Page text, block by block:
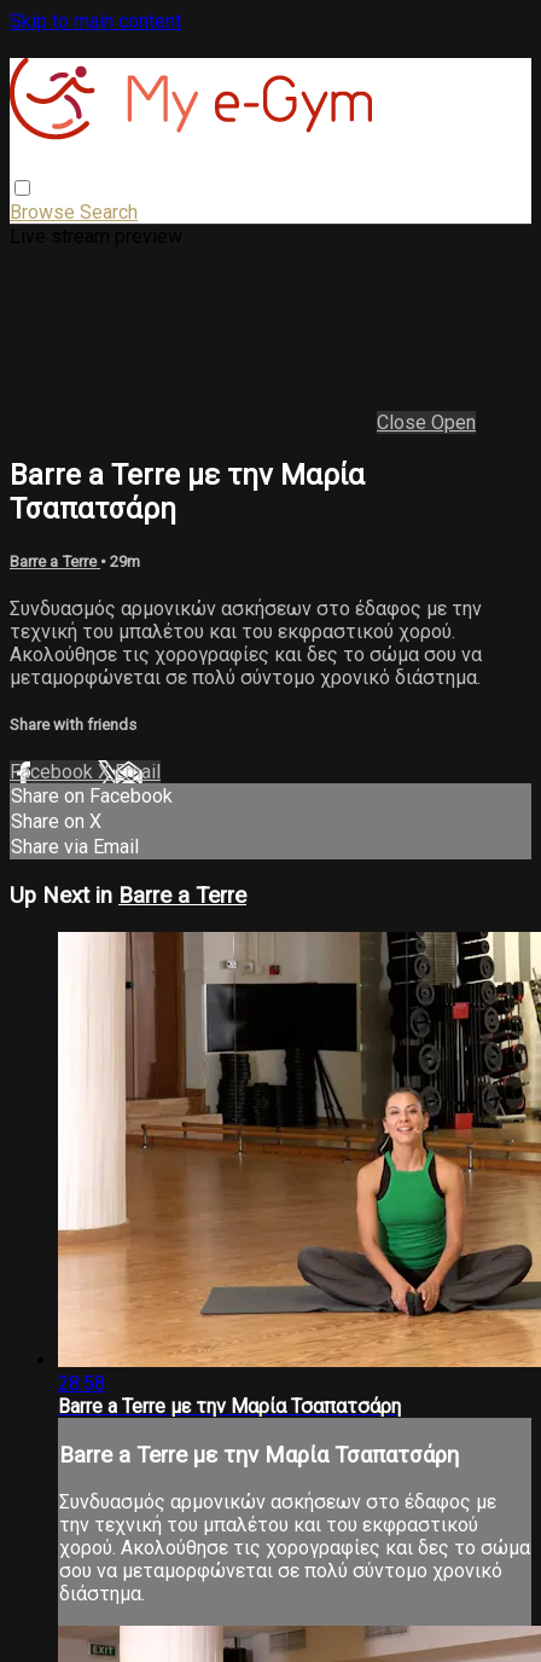
Skip to main content
Browse Search
Close Open
Barre a Terre με την Μαρία
Τσαπατσάρη
Barre a Terre • 29m
Συνδυασμός αρμονικών ασκήσεων στο έδαφος με την
τεχνική του μπαλέτου και του εκφραστικού χορού.
Ακολούθησε τις χορογραφίες και δες το σώμα σου να
μεταμορφώνεται σε πολύ σύντομο χρονικό διάστημα.
Share with friends
Facebook XEmail
Share on Facebook
Share on X
Share via Email
Up Next in Barre a Terre
28:58
Barre a Terre με την Μαρία Τσαπατσάρη
Barre a Terre με την Μαρία Τσαπατσάρη
Συνδυασμός αρμονικών ασκήσεων στο έδαφος με
την τεχνική του μπαλέτου και του εκφραστικού
χορού. Ακολούθησε τις χορογραφίες και δες το σώμα
σου να μεταμορφώνεται σε πολύ σύντομο χρονικό
διάστημα.